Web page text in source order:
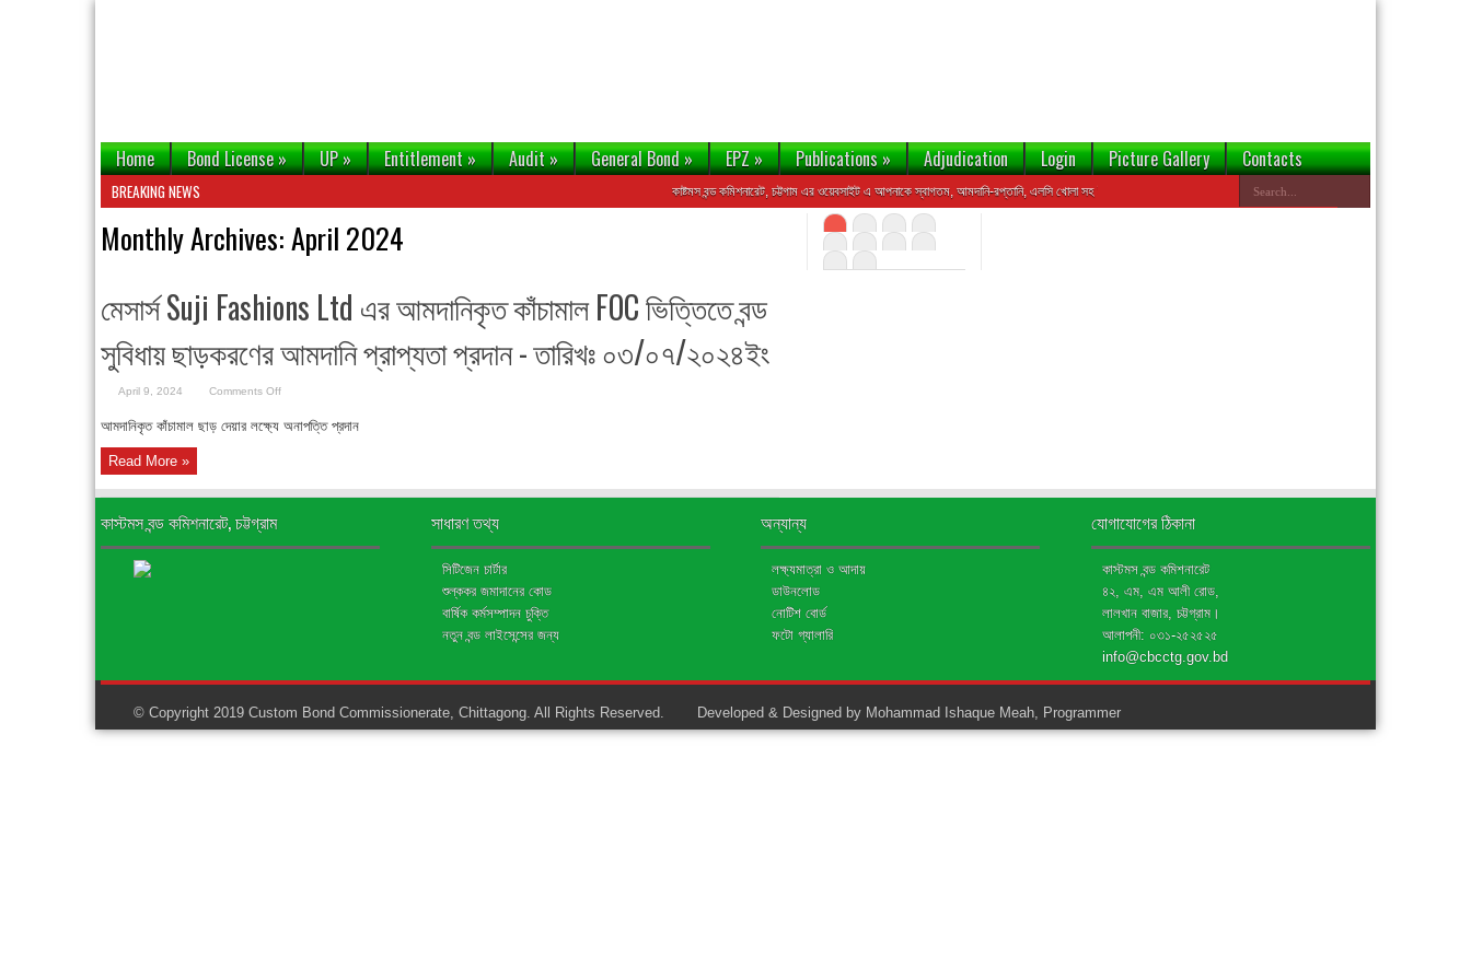
Home Bond License» UP» Entitlement» Audit» General Bond» EPZ» Publications» Adjudication Login Picture Gallery Contacts
BREAKING NEWS কাষ্টমস বন্ড কমিশনারেট, চট্টগাম এর ওয়েবসাইট এ আপনাকে স্বাগতম, আমদানি-রপ্তানি, এলসি খোলা সহ ইত্যাদি কার্যক্রমে ঝুঁকি হ্রাসের জন্য এই ওয়েবসাইটের ডেটাবেজ থেকে বন্ডেড প্রতিষ্ঠানের তথ্য
Monthly Archives:April 2024
মেসার্স Suji Fashions Ltd এর আমদানিকৃত কাঁচামাল FOC ভিত্তিতে বন্ড
সুবিধায় ছাড়করণের আমদানি প্রাপ্যতা প্রদান - তারিখঃ ০৩/০৭/২০২৪ইং
April 9, 2024 Comments Offon
Fashions
FOC
আমদানিকৃত কাঁচামাল ছাড় দেয়ার লক্ষ্যে অনাপত্তি প্রদান
Read More »
কাস্টমস বন্ড কমিশনারেট, চট্টগ্রাম সাধারণ তথ্য
সিটিজেন চার্টার
শুল্ককর জমাদানের কোড
বার্ষিক কর্মসম্পাদন চুক্তি
নতুন বন্ড লাইসেন্সের জন্য
অন্যান্য
লক্ষ্যমাত্রা ও আদায়
ডাউনলোড
নোটিশ বোর্ড
ফটো গ্যালারি
যোগাযোগের ঠিকানা
কাস্টমস বন্ড কমিশনারেট
৪২, এম, এম আলী রোড,
লালখান বাজার, চট্টগ্রাম।
আলাপনী: ০৩১-২৫২৫২৫
info@cbcctg.gov.bd
© Copyright 2019 Custom Bond Commissionerate, Chittagong. All Rights Reserved. Developed & Designed by Mohammad Ishaque Meah, Programmer